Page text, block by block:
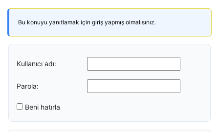
Bu konuyu yanıtlamak için giriş yapmış olmalısınız.
Kullanıcı adı:
Parola:
Beni hatırla